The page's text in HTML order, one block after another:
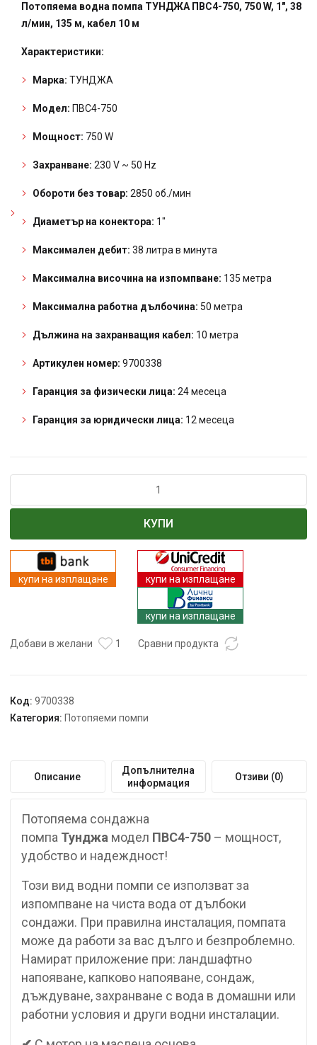
Потопяема водна помпа ТУНДЖА ПВС4-750, 750 W, 1″, 38
л/мин, 135 м, кабел 10 м
Характеристики:
Марка: ТУНДЖА
Модел: ПВС4-750
Мощност: 750 W
Захранване: 230 V ~ 50 Hz
Обороти без товар: 2850 об./мин
Диаметър на конектора: 1″
Максимален дебит: 38 литра в минута
Максимална височина на изпомпване: 135 метра
Максимална работна дълбочина: 50 метра
Дължина на захранващия кабел: 10 метра
Артикулен номер: 9700338
Гаранция за физически лица: 24 месеца
Гаранция за юридически лица: 12 месеца
Помпа
ТУНДЖА
ПВС4-
750
КУПИ
купи на изплащане купи на изплащане
купи на изплащане
Добави в желани 1 Сравни продукта
Код: 9700338
Категория: Потопяеми помпи
Описание
Допълнителна
информация
Отзиви (0)
Потопяема сондажна
помпа Тунджа модел ПВС4-750 – мощност,
удобство и надеждност!
Този вид водни помпи се използват за
изпомпване на чиста вода от дълбоки
сондажи. При правилна инсталация, помпата
може да работи за вас дълго и безпроблемно.
Намират приложение при: ландшафтно
напояване, капково напояване, сондаж,
дъждуване, захранване с вода в домашни или
работни условия и други водни инсталации.